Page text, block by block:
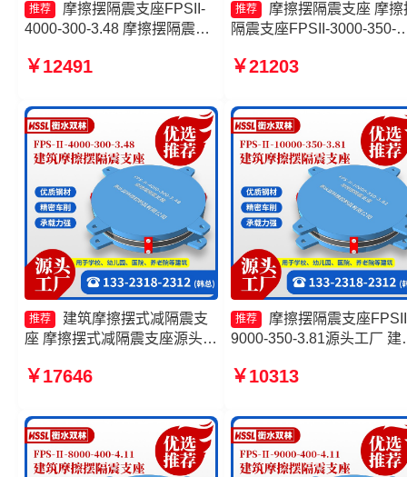
推荐
摩擦摆隔震支座FPSII-
4000-300-3.48 摩擦摆隔震支
工厂 FPS隔震支座生产厂家
350-3.81
￥12491
推荐
摩擦摆隔震支座 摩擦
隔震支座FPSII-3000-350-
摩擦摆隔震支座FPSII-
￥21203
推荐
建筑摩擦摆式减隔震支
座 摩擦摆式减隔震支座源头工
摩擦支座生产厂家
￥17646
推荐
摩擦摆隔震支座
9000-350-3.81源头工厂 建
擦抗震支座源头工厂 摩擦
厂家
￥10313